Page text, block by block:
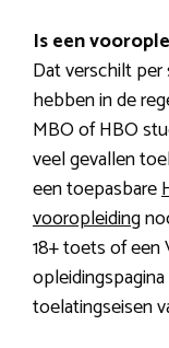
Is een
Dat verschilt per
hebben in de
MBO of HBO
veel gevallen
een toepasbare
vooropleiding
18+ toets of
toelatingseisen